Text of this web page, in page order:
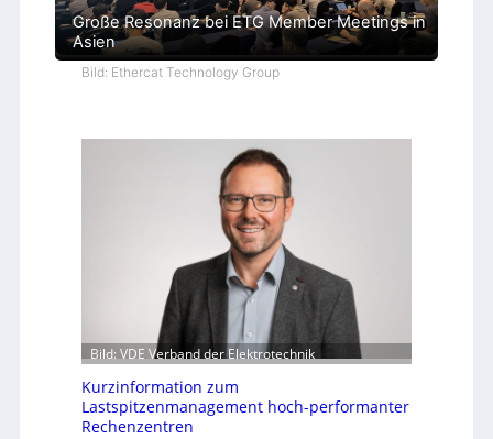
Große Resonanz bei ETG Member Meetings in
Asien
Bild: Ethercat Technology Group
Bild: VDE Verband der Elektrotechnik
Kurzinformation zum
Lastspitzenmanagement hoch-performanter
Rechenzentren